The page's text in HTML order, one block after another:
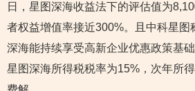
日，星图深海收益法下的评估值为
者权益增值率接近300%。且中科星图
深海能持续享受高新企业优惠政策基
星图深海所得税税率为15%，次年所